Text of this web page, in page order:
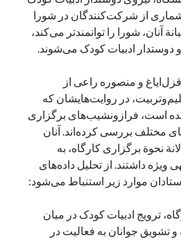
از شرکت‌کنندگان در شورا
آنان، شورا را توانمندتر می‌کند،
دوستدار ادبیات کودک می‌شوند.
و منصوره راعی از
در روایت‌هایشان که
است، فرازونشیب‌های برگزاری
مختلف بررسی کرده‌اند. آنان
نحوة برگزاری کارگاه، به
ویژه داشتند. از تحلیل داده‌های
موارد زیر استنباط می‌شود:
ترویج ادبیات کودک در میان
تشویق جوانان به فعالیت در